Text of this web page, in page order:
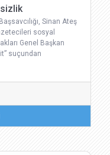
Sinan Ateş
sosyal
Genel Başkan
suçundan